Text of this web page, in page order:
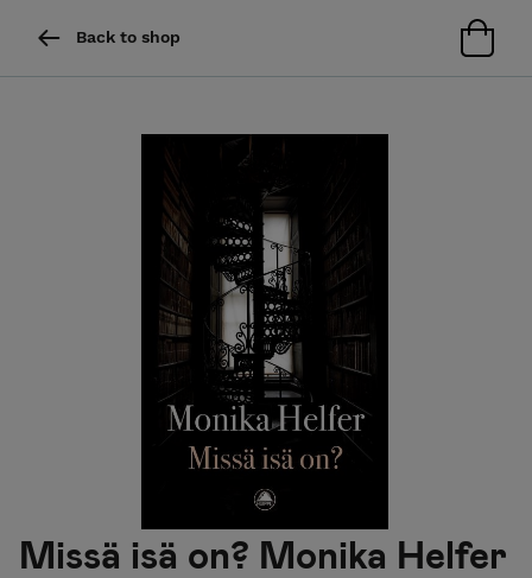
Back to shop
Missä isä on? Monika Helfer